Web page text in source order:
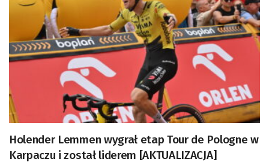
Holender Lemmen wygrał etap Tour de Pologne w
Karpaczu i został liderem [AKTUALIZACJA]